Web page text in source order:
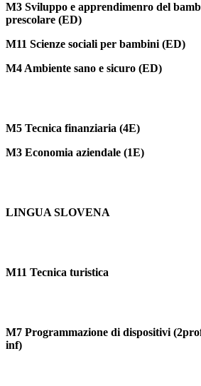
M3 Sviluppo e apprendimenro del
prescolare (ED)
M11 Scienze sociali per bambini (ED)
M4 Ambiente sano e sicuro (ED)
M5 Tecnica finanziaria (4E)
M3 Economia aziendale (1E)
LINGUA SLOVENA
M11 Tecnica turistica
M7 Programmazione di dispositivi
inf)